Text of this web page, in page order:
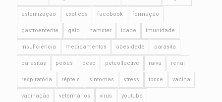
esterilização exóticos facebook formação
gastroenterite gato hamster idade imunidade
insuficiência medicamentos obesidade parasita
parasitas peixes peso petcollective raiva renal
respiratória répteis sintomas stress tosse vacina
vacinação veterinários vírus youtube